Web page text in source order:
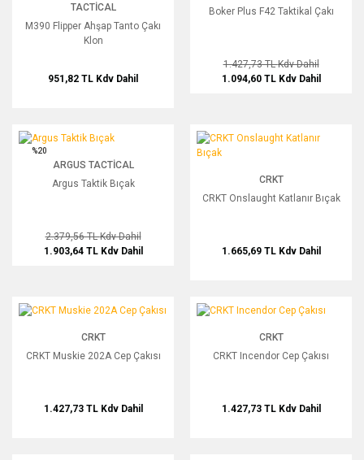
TACTICAL
M390 Flipper Ahşap Tanto Çakı
Klon
951,82 TL Kdv Dahil
Boker Plus F42 Taktikal Çakı
1.427,73 TLKdv Dahil
1.094,60 TL Kdv Dahil
Argus Taktik Bıçak
%20
ARGUS TACTICAL
Argus Taktik Bıçak
2.379,56 TLKdv Dahil
1.903,64 TL Kdv Dahil
CRKT Onslaught Katlanır Bıçak
CRKT
CRKT Onslaught Katlanır Bıçak
1.665,69 TL Kdv Dahil
CRKT Muskie 202A Cep Çakısı
CRKT
CRKT Muskie 202A Cep Çakısı
1.427,73 TL Kdv Dahil
CRKT Incendor Cep Çakısı
CRKT
CRKT Incendor Cep Çakısı
1.427,73 TL Kdv Dahil